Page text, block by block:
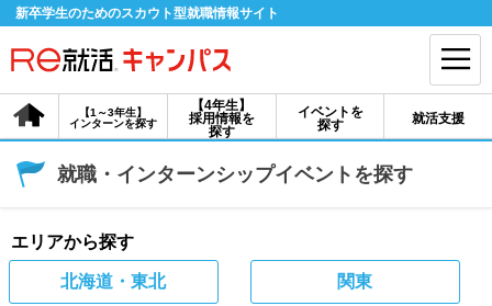
新卒学生のためのスカウト型就職情報サイト
【4年生】
採用情報を
探す
【1～3年生】
インターンを探す
イベントを
探す
就活支援
会員登録 ログイン
会員ID・パスワードを忘れた方はこちら
探す
就職・インターンシップイベントを探す
エリアから探す
北海道・東北 関東